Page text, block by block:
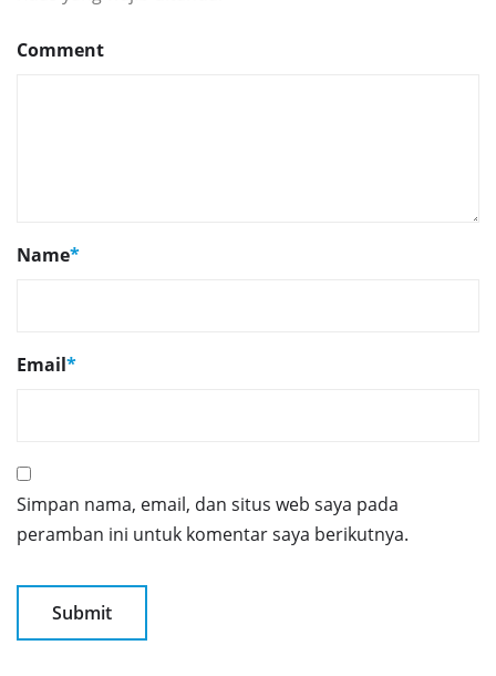
Comment
Name*
Email*
Simpan nama, email, dan situs web saya pada
peramban ini untuk komentar saya berikutnya.